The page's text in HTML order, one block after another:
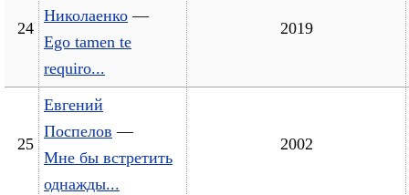
24
Николаенко —
Ego tamen te
requiro...
2019
25
Евгений
Поспелов —
Мне бы встретить
однажды...
2002